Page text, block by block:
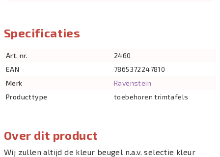
Over dit product
Wij zullen altijd de kleur beugel n.a.v. selectie kleur
Specificaties
Art. nr.
2460
EAN
7865372247810
Merk
Ravenstein
Producttype
toebehoren trimtafels